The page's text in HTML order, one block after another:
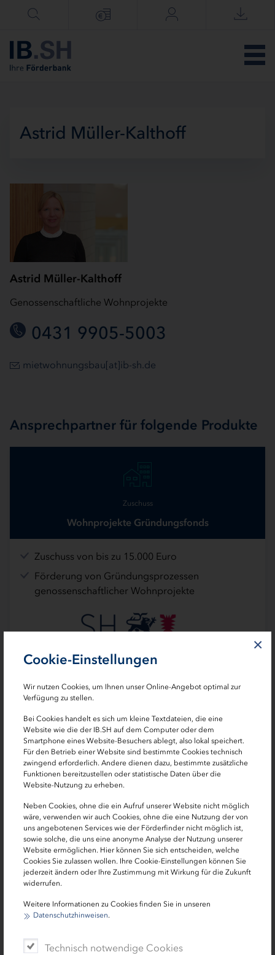
Cookie-Einstellungen
Wir nutzen Cookies, um Ihnen unser Online-Angebot optimal zur
Verfügung zu stellen.
Bei Cookies handelt es sich um kleine Textdateien, die eine
Website wie die der IB.SH auf dem Computer oder dem
Smartphone eines Website-Besuchers ablegt, also lokal speichert.
Für den Betrieb einer Website sind bestimmte Cookies technisch
zwingend erforderlich. Andere dienen dazu, bestimmte zusätzliche
Funktionen bereitzustellen oder statistische Daten über die
Website-Nutzung zu erheben.
Neben Cookies, ohne die ein Aufruf unserer Website nicht möglich
wäre, verwenden wir auch Cookies, ohne die eine Nutzung der von
uns angebotenen Services wie der Förderfinder nicht möglich ist,
sowie solche, die uns eine anonyme Analyse der Nutzung unserer
Website ermöglichen. Hier können Sie sich entscheiden, welche
Cookies Sie zulassen wollen. Ihre Cookie-Einstellungen können Sie
jederzeit ändern oder Ihre Zustimmung mit Wirkung für die Zukunft
widerrufen.
Weitere Informationen zu Cookies finden Sie in unseren
Datenschutzhinweisen.
Technisch notwendige Cookies
×
Menü überspringen
Astrid Müller-Kalthoff
Astrid Müller-Kalthoff
Genossenschaftliche Wohnprojekte
0431 9905-5003
mietwohnungsbau[at]ib-sh.de
Ansprechpartner für folgende Produkte
Zuschuss
Wohnprojekte Gründungsfonds
Zuschuss von bis zu 15.000 Euro
Förderung von Gründungsprozessen
genossenschaftlicher Wohnprojekte
Darlehen
KfW-Programm Förderung genossenschaftlichen
Wohnens [134]
Förderkredit bis zu 100.000 Euro
15 % Tilgungszuschuss
kombinierbar mit anderen Förderprogrammen